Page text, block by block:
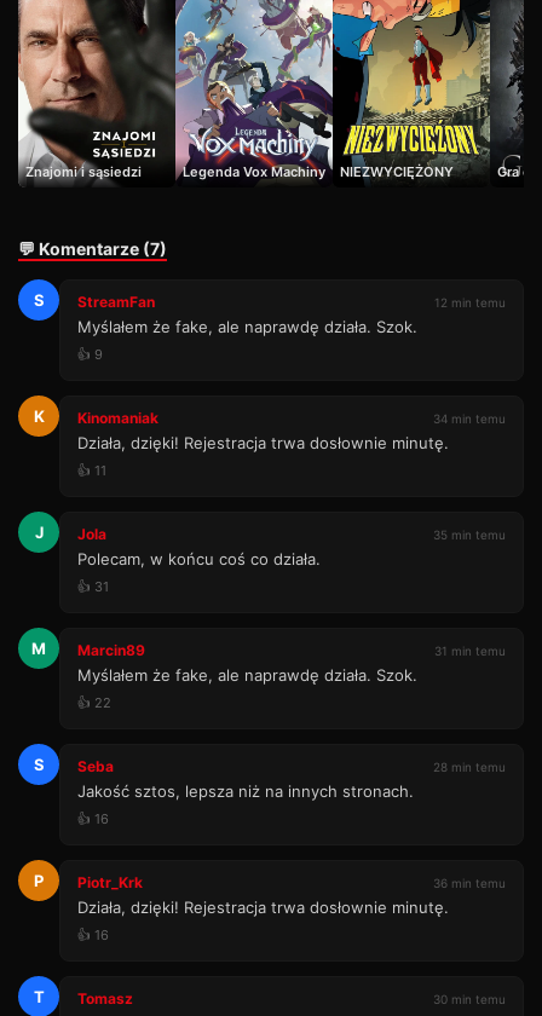
Znajomi i sąsiedzi Legenda Vox Machiny NIEZWYCIĘŻONY Gra o
💬 Komentarze (7)
S StreamFan 12 min temu
Myślałem że fake, ale naprawdę działa. Szok.
👍 9
K Kinomaniak 34 min temu
Działa, dzięki! Rejestracja trwa dosłownie minutę.
👍 11
J Jola 35 min temu
Polecam, w końcu coś co działa.
👍 31
M Marcin89 31 min temu
Myślałem że fake, ale naprawdę działa. Szok.
👍 22
S Seba 28 min temu
Jakość sztos, lepsza niż na innych stronach.
👍 16
P Piotr_Krk 36 min temu
Działa, dzięki! Rejestracja trwa dosłownie minutę.
👍 16
T Tomasz 30 min temu